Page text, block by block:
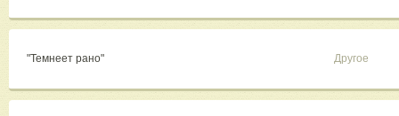
"Темнеет рано" Другое